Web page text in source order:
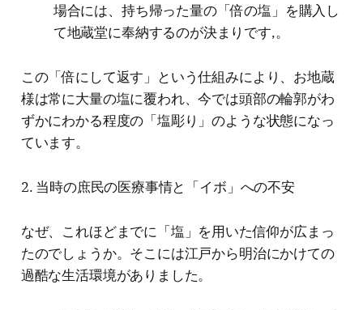
場合には、持ち帰った量の「倍の塩」を購入し
て地蔵堂に奉納するのが決まりです,。
この「倍にして返す」という仕組みにより、お地蔵
様は常に大量の塩に覆われ、今では頭部の輪郭がわ
ずかにわかる程度の「塩彫り」のような状態になっ
ています。
2. 当時の庶民の医療事情と「イボ」への不安
なぜ、これほどまでに「塩」を用いた信仰が広まっ
たのでしょうか。そこには江戸から明治にかけての
過酷な生活環境がありました。